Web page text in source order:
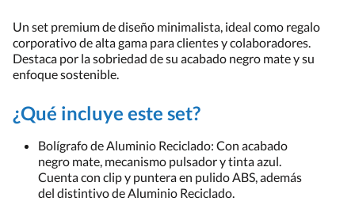
Un set premium de diseño minimalista, ideal como regalo
corporativo de alta gama para clientes y colaboradores.
Destaca por la sobriedad de su acabado negro mate y su
enfoque sostenible.
¿Qué incluye este set?
Bolígrafo de Aluminio Reciclado: Con acabado
negro mate, mecanismo pulsador y tinta azul.
Cuenta con clip y puntera en pulido ABS, además
del distintivo de Aluminio Reciclado.